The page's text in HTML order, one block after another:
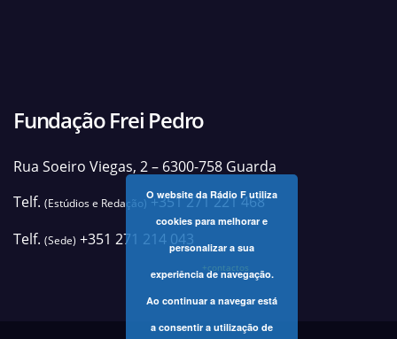
Fundação Frei Pedro
Rua Soeiro Viegas, 2 – 6300-758 Guarda
Telf. (Estúdios e Redação)+351 271 221 468
Telf. (Sede) +351 271 214 043
+contactos
O website da Rádio F utiliza
cookies para melhorar e
personalizar a sua
experiência de navegação.
Ao continuar a navegar está
a consentir a utilização de